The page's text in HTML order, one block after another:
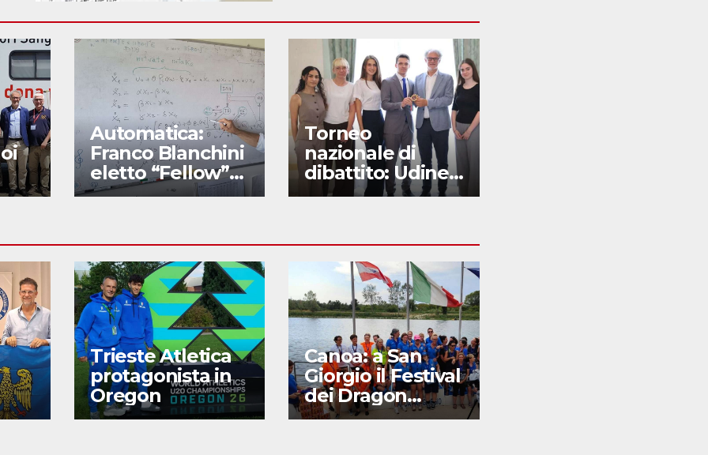
Automatica:
Franco Blanchini
eletto “Fellow”
della Ifac
Torneo
nazionale di
dibattito: Udine
seconda in Italia
Trieste Atletica
protagonista in
Oregon
Canoa: a San
Giorgio il Festival
dei Dragon
boats